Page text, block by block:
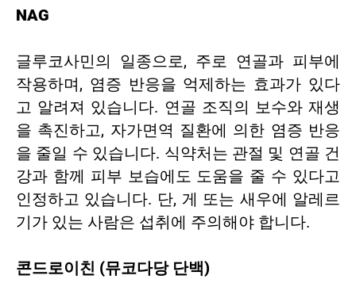
NAG
글루코사민의 일종으로, 주로 연골과 피부에
작용하며, 염증 반응을 억제하는 효과가 있다
고 알려져 있습니다. 연골 조직의 보수와 재생
을 촉진하고, 자가면역 질환에 의한 염증 반응
을 줄일 수 있습니다. 식약처는 관절 및 연골 건
강과 함께 피부 보습에도 도움을 줄 수 있다고
인정하고 있습니다. 단, 게 또는 새우에 알레르
기가 있는 사람은 섭취에 주의해야 합니다.
콘드로이친 (뮤코다당 단백)